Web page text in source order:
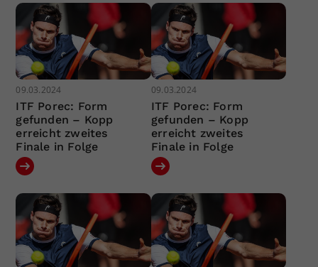
09.03.2024
ITF Porec: Form
gefunden – Kopp
erreicht zweites
Finale in Folge
09.03.2024
ITF Porec: Form
gefunden – Kopp
erreicht zweites
Finale in Folge